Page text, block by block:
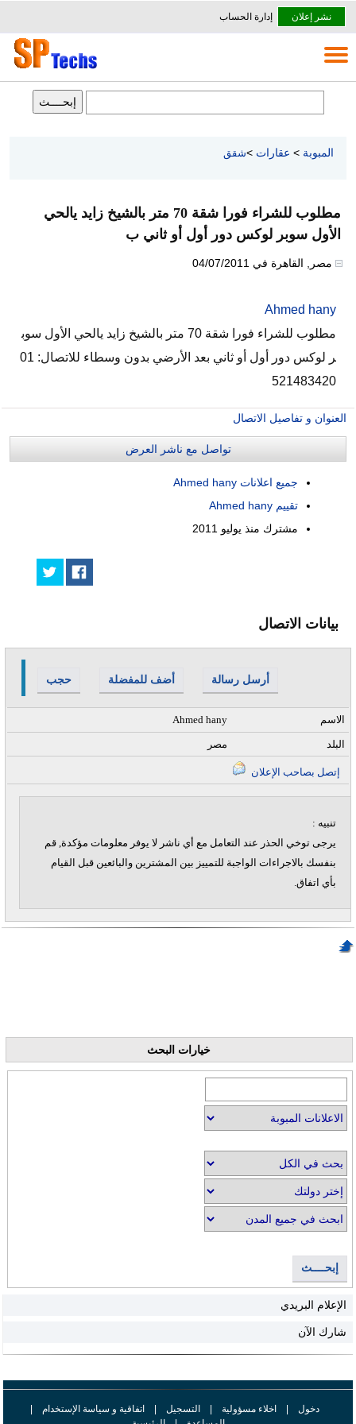
نشر إعلان إدارة الحساب
المبوبة > عقارات >شقق
مطلوب للشراء فورا شقة 70 متر بالشيخ زايد يالحي
الأول سوبر لوكس دور أول أو ثاني ب
مصر القاهرة في 04/07/2011
Ahmed hany
مطلوب للشراء فورا شقة 70 متر بالشيخ زايد يالحي الأول سوب
ر لوكس دور أول أو ثاني بعد الأرضي بدون وسطاء للاتصال: 01
521483420
العنوان و تفاصيل الاتصال
تواصل مع ناشر العرض
جميع اعلانات Ahmed hany
تقييم Ahmed hany
مشترك منذ يوليو 2011
بيانات الاتصال
حجب أضف للمفضلة أرسل رسالة
Ahmed hany الاسم
مصر البلد
تنبيه :
يرجى توخي الحذر عند التعامل مع أي ناشر لا يوفر معلومات مؤكدة, قم
بنفسك بالاجراءات الواجبة للتمييز بين المشترين والبائعين قبل القيام
بأي اتفاق.
خيارات البحث
إبحــــث
الإعلام البريدي
شارك الآن
دخول اخلاء مسؤولية التسجيل اتفاقية و سياسة الإستخدام